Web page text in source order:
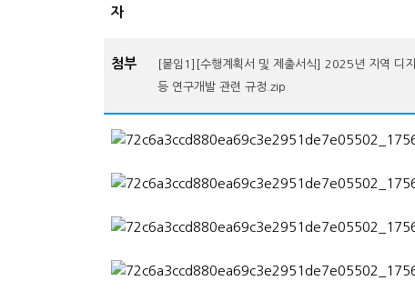
자
첨부 [붙임1][수행계획서 및 제출서식] 2025년 지역 디
등 연구개발 관련 규정.zip